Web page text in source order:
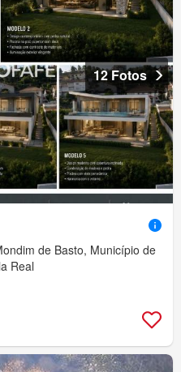
12 Fotos
de Basto, Município de
Real